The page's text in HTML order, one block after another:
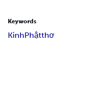
Keywords
KinhPhậtthơ